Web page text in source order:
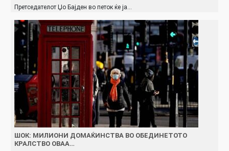
Претседателот Џо Бајден во петок ќе ја…
ШОК: МИЛИОНИ ДОМАЌИНСТВА ВО ОБЕДИНЕТОТО
КРАЛСТВО ОВАА…